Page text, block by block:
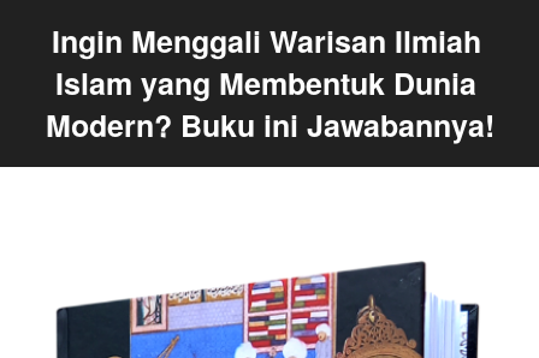
Ingin Menggali Warisan Ilmiah
Islam yang Membentuk Dunia
Modern? Buku ini Jawabannya!